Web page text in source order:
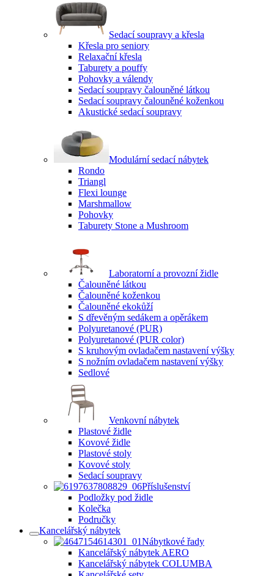
Sedací soupravy a křesla
Křesla pro seniory
Relaxační křesla
Taburety a pouffy
Pohovky a válendy
Sedací soupravy čalouněné látkou
Sedací soupravy čalouněné koženkou
Akustické sedací soupravy
Modulární sedací nábytek
Rondo
Triangl
Flexi lounge
Marshmallow
Pohovky
Taburety Stone a Mushroom
Laboratorní a provozní židle
Čalouněné látkou
Čalouněné koženkou
Čalouněné ekokůží
S dřevěným sedákem a opěrákem
Polyuretanové (PUR)
Polyuretanové (PUR color)
S kruhovým ovladačem nastavení výšky
S nožním ovladačem nastavení výšky
Sedlové
Venkovní nábytek
Plastové židle
Kovové židle
Plastové stoly
Kovové stoly
Sedací soupravy
Příslušenství
Podložky pod židle
Kolečka
Područky
Kancelářský nábytek
Nábytkové řady
Kancelářský nábytek AERO
Kancelářský nábytek COLUMBA